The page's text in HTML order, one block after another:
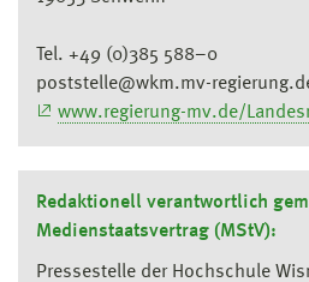
Tel. +49 (0)385 588–0
poststelle@wkm.mv-
www.regierung-mv.de/
Redaktionell verantwortlich
Medienstaatsvertrag (MStV):
Pressestelle der Hochschule